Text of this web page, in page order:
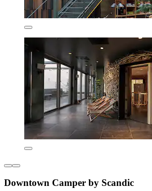
Downtown Camper by Scandic